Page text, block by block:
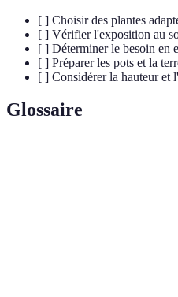
[ ] Choisir des plantes
[ ] Vérifier l'exposition au
[ ] Déterminer le besoin en
[ ] Préparer les pots et la
[ ] Considérer la hauteur et
Glossaire